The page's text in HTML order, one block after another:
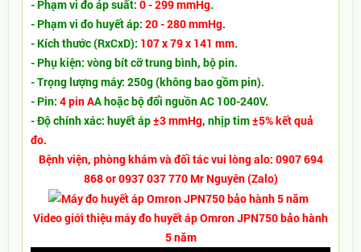
- Phạm vi đo áp suất: 0 - 299 mmHg.
- Phạm vi đo huyết áp: 20 - 280 mmHg.
- Kích thước (RxCxD): 107 x 79 x 141 mm.
- Phụ kiện: vòng bít cỡ trung bình, bộ pin.
- Trọng lượng máy: 250g (không bao gồm pin).
- Pin: 4 pin AA hoặc bộ đổi nguồn AC 100-240V.
- Độ chính xác: huyết áp±3 mmHg, nhịp tim±5% kết quả
đo.
Bệnh viện, phòng khám và đối tác vui lòng alo: 0907 694
868 or 0937 037 770 Mr Nguyên (Zalo)
Video giới thiệu máy đo huyết áp Omron JPN750 bảo hành
5 năm